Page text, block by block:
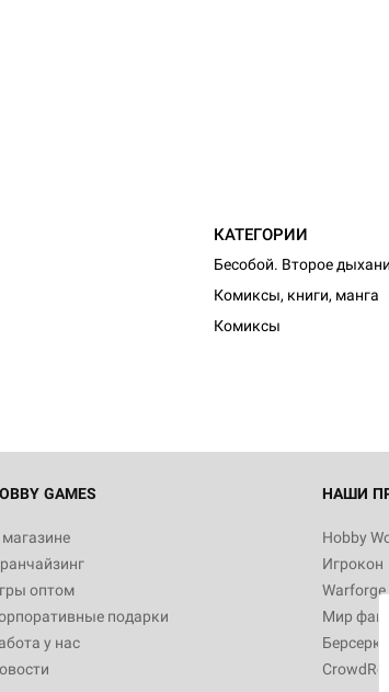
КАТЕГОРИИ
Бесобой. Второе
Комиксы, книги, манга
Комиксы
GAMES
оптом
подарки
у нас
НАШИ
Hobby
Игрокон
Warforge
Мир
Берсерк